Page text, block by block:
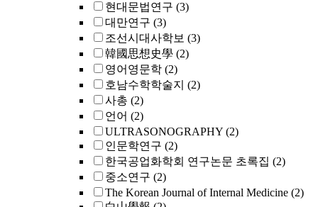
현대문법연구 (3)
대만연구 (3)
조선시대사학보 (3)
韓國思想史學 (2)
영어영문학 (2)
호남수학학술지 (2)
사총 (2)
언어 (2)
ULTRASONOGRAPHY (2)
인문학연구 (2)
한국공업화학회 연구논문 초록집 (2)
중소연구 (2)
The Korean Journal of Internal Medicine (2)